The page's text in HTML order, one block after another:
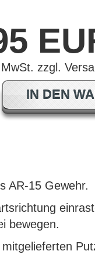
IN DEN
AR-15 Gewehr.
bewegen.